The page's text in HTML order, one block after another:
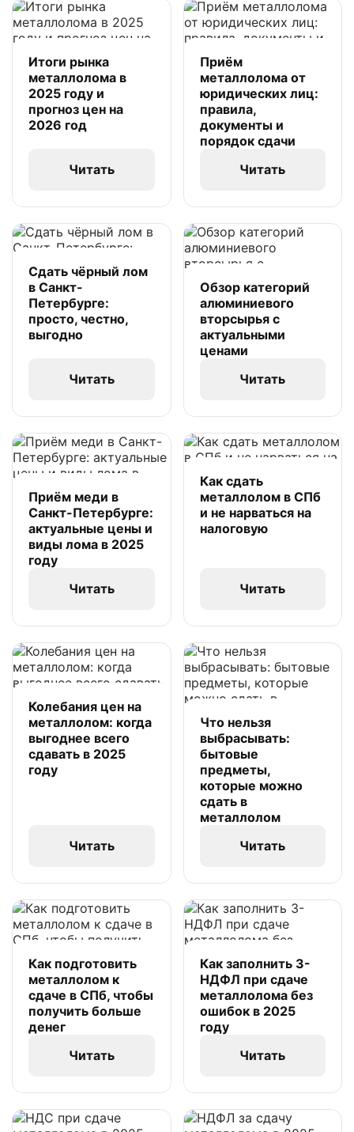
Итоги рынка
металлолома в
2025 году и
прогноз цен на
2026 год
Читать
Приём
металлолома от
юридических лиц:
правила,
документы и
порядок сдачи
Читать
Сдать чёрный лом
в Санкт-
Петербурге:
просто, честно,
выгодно
Читать
Обзор категорий
алюминиевого
вторсырья с
актуальными
ценами
Читать
Приём меди в
Санкт-Петербурге:
актуальные цены и
виды лома в 2025
году
Читать
Как сдать
металлолом в СПб
и не нарваться на
налоговую
Читать
Колебания цен на
металлолом: когда
выгоднее всего
сдавать в 2025
году
Читать
Что нельзя
выбрасывать:
бытовые
предметы,
которые можно
сдать в
металлолом
Читать
Как подготовить
металлолом к
сдаче в СПб, чтобы
получить больше
денег
Читать
Как заполнить 3-
НДФЛ при сдаче
металлолома без
ошибок в 2025
году
Читать